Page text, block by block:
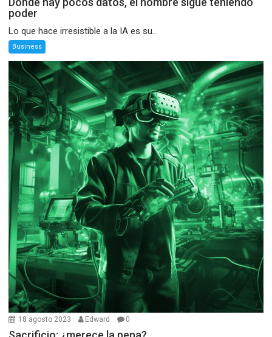
poder
Lo que hace irresistible a la IA es su...
Business
18 agosto 2023 Edward 0